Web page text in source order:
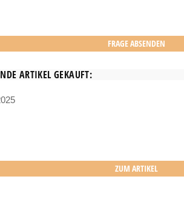
ARTIKEL GEKAUFT:
ZUM ARTIKEL